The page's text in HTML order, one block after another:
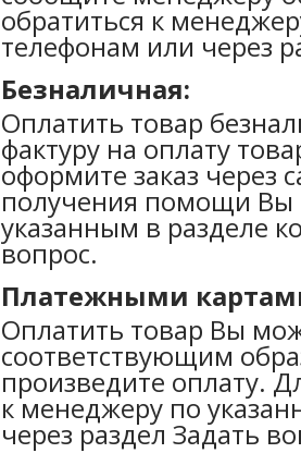
обратиться к
телефонам или через
Безналичная:
Оплатить товар
фактуру на оплату
оформите заказ через
получения помощи Вы
указанным в разделе
вопрос.
Платежными
Оплатить товар Вы
соответствующим
произведите оплату.
к менеджеру по
через раздел Задать